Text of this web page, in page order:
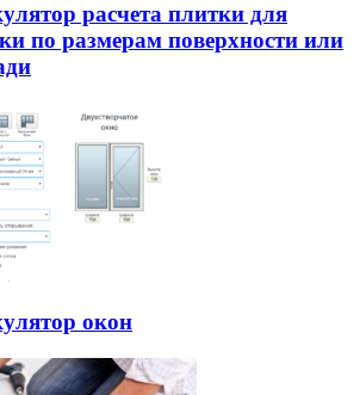
расчета плитки для
по размерам поверхности или
окон